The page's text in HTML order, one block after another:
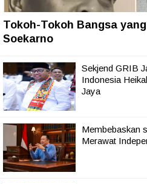
Tokoh-Tokoh Bangsa
Soekarno
Sekjend GRIB
Indonesia
Jaya
Membebaskan
Merawat